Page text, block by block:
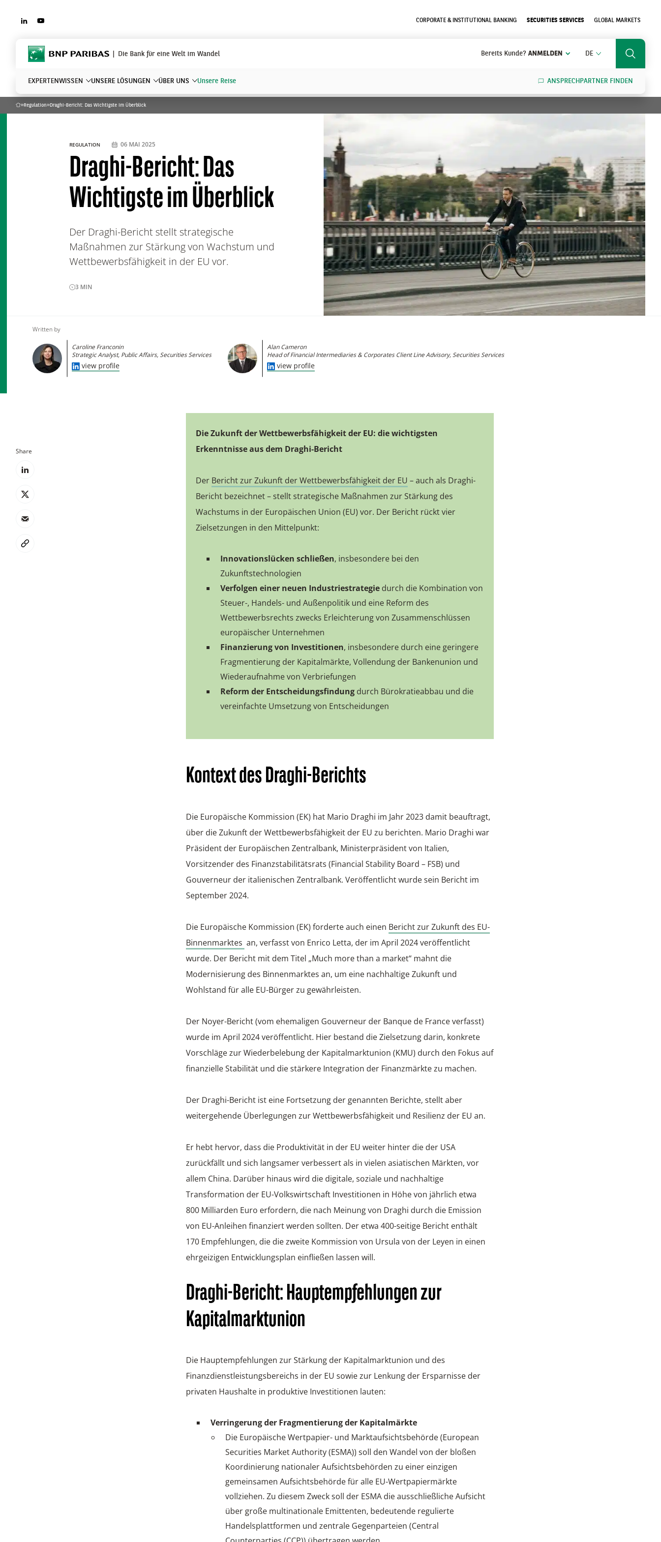
LINKEDINYOUTUBE CORPORATE & INSTITUTIONAL BANKING SECURITIES SERVICES GLOBAL MARKETS
BNP Paribas Die Bank für eine Welt im Wandel Bereits Kunde? ANMELDEN DEDEUTSCH Search
SEARCH
EXPERTENWISSEN UNSERE LÖSUNGEN ÜBER UNS Unsere Reise ANSPRECHPARTNER FINDEN
Home
» Regulation» Draghi-Bericht: Das Wichtigste im Überblick
Draghi-Bericht: Das
Wichtigste im Überblick
Der Draghi-Bericht stellt strategische
Maßnahmen zur Stärkung von Wachstum und
Wettbewerbsfähigkeit in der EU vor.
REGULATION 06 MAI 2025
3 MIN
Written by
Caroline Franconin
Strategic Analyst, Public Affairs, Securities Services
view profile
Alan Cameron
Head of Financial Intermediaries & Corporates Client Line Advisory, Securities Services
view profile
Share
Die Zukunft der Wettbewerbsfähigkeit der EU: die wichtigsten
Erkenntnisse aus dem Draghi-Bericht
Der Bericht zur Zukunft der Wettbewerbsfähigkeit der EU – auch als Draghi-
Bericht bezeichnet – stellt strategische Maßnahmen zur Stärkung des
Wachstums in der Europäischen Union (EU) vor. Der Bericht rückt vier
Zielsetzungen in den Mittelpunkt:
Innovationslücken schließen, insbesondere bei den
Zukunftstechnologien
Verfolgen einer neuen Industriestrategiedurch die Kombination von
Steuer-, Handels- und Außenpolitik und eine Reform des
Wettbewerbsrechts zwecks Erleichterung von Zusammenschlüssen
europäischer Unternehmen
Finanzierung von Investitionen, insbesondere durch eine geringere
Fragmentierung der Kapitalmärkte, Vollendung der Bankenunion und
Wiederaufnahme von Verbriefungen
Reform der Entscheidungsfindungdurch Bürokratieabbau und die
vereinfachte Umsetzung von Entscheidungen
Kontext des Draghi-Berichts
Die Europäische Kommission (EK) hat Mario Draghi im Jahr 2023 damit beauftragt,
über die Zukunft der Wettbewerbsfähigkeit der EU zu berichten. Mario Draghi war
Präsident der Europäischen Zentralbank, Ministerpräsident von Italien,
Vorsitzender des Finanzstabilitätsrats (Financial Stability Board – FSB) und
Gouverneur der italienischen Zentralbank. Veröffentlicht wurde sein Bericht im
September 2024.
Die Europäische Kommission (EK) forderte auch einen Bericht zur Zukunft des EU-
Binnenmarktes an, verfasst von Enrico Letta, der im April 2024 veröffentlicht
wurde. Der Bericht mit dem Titel „Much more than a market“ mahnt die
Modernisierung des Binnenmarktes an, um eine nachhaltige Zukunft und
Wohlstand für alle EU-Bürger zu gewährleisten.
Der Noyer-Bericht (vom ehemaligen Gouverneur der Banque de France verfasst)
wurde im April 2024 veröffentlicht. Hier bestand die Zielsetzung darin, konkrete
Vorschläge zur Wiederbelebung der Kapitalmarktunion (KMU) durch den Fokus auf
finanzielle Stabilität und die stärkere Integration der Finanzmärkte zu machen.
Der Draghi-Bericht ist eine Fortsetzung der genannten Berichte, stellt aber
weitergehende Überlegungen zur Wettbewerbsfähigkeit und Resilienz der EU an.
Er hebt hervor, dass die Produktivität in der EU weiter hinter die der USA
zurückfällt und sich langsamer verbessert als in vielen asiatischen Märkten, vor
allem China. Darüber hinaus wird die digitale, soziale und nachhaltige
Transformation der EU-Volkswirtschaft Investitionen in Höhe von jährlich etwa
800 Milliarden Euro erfordern, die nach Meinung von Draghi durch die Emission
von EU-Anleihen finanziert werden sollten. Der etwa 400-seitige Bericht enthält
170 Empfehlungen, die die zweite Kommission von Ursula von der Leyen in einen
ehrgeizigen Entwicklungsplan einfließen lassen will.
Draghi-Bericht: Hauptempfehlungen zur
Kapitalmarktunion
Die Hauptempfehlungen zur Stärkung der Kapitalmarktunion und des
Finanzdienstleistungsbereichs in der EU sowie zur Lenkung der Ersparnisse der
privaten Haushalte in produktive Investitionen lauten:
Verringerung der Fragmentierung der Kapitalmärkte
Die Europäische Wertpapier- und Marktaufsichtsbehörde (European
Securities Market Authority (ESMA)) soll den Wandel von der bloßen
Koordinierung nationaler Aufsichtsbehörden zu einer einzigen
gemeinsamen Aufsichtsbehörde für alle EU-Wertpapiermärkte
vollziehen. Zu diesem Zweck soll der ESMA die ausschließliche Aufsicht
über große multinationale Emittenten, bedeutende regulierte
Handelsplattformen und zentrale Gegenparteien (Central